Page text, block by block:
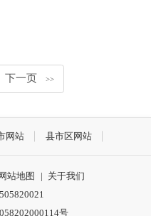
下一页 >>
网站 县市区网站
站地图 | 关于我们
号